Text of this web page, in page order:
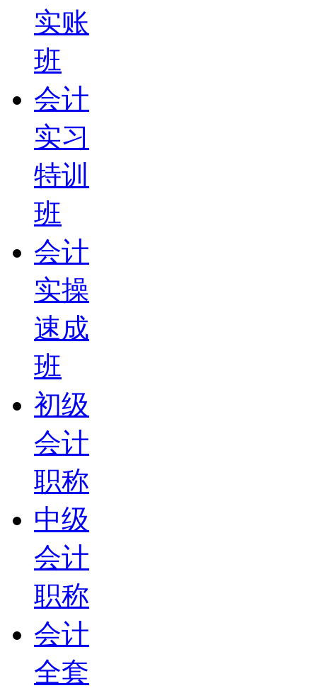
实账
班
会计
实习
特训
班
会计
实操
速成
班
初级
会计
职称
中级
会计
职称
会计
全套